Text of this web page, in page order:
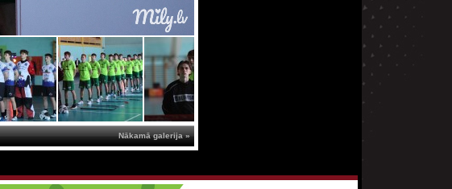
Nākamā galerija »